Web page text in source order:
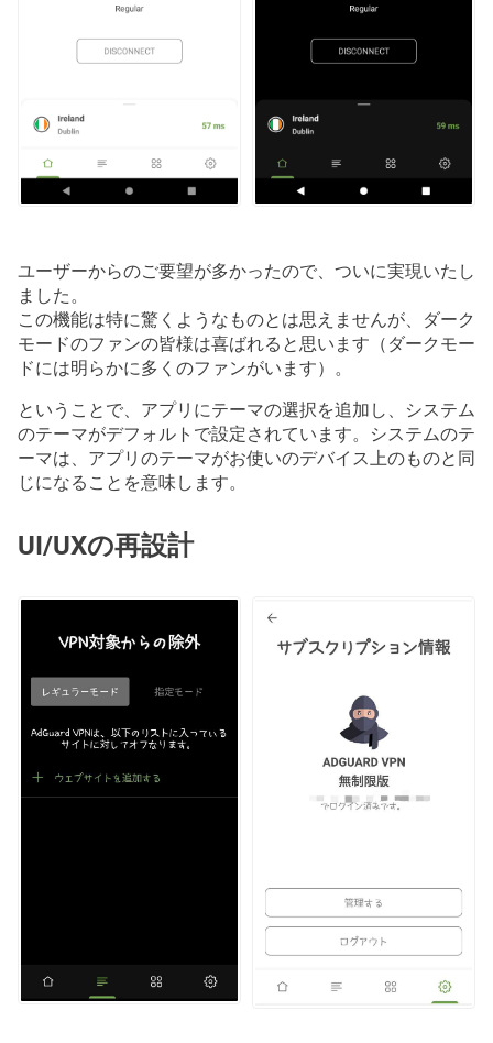
ユーザーからのご要望が多かったので、ついに実現いたし
ました。
この機能は特に驚くようなものとは思えませんが、ダーク
モードのファンの皆様は喜ばれると思います（ダークモー
ドには明らかに多くのファンがいます）。
ということで、アプリにテーマの選択を追加し、システム
のテーマがデフォルトで設定されています。システムのテ
ーマは、アプリのテーマがお使いのデバイス上のものと同
じになることを意味します。
UI/UXの再設計